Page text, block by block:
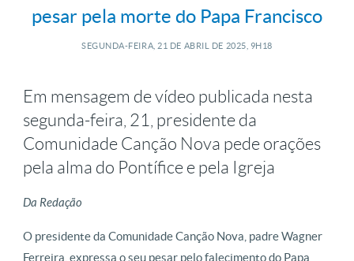
pesar pela morte do Papa Francisco
SEGUNDA-FEIRA, 21 DE ABRIL DE 2025, 9H18
Em mensagem de vídeo publicada nesta
segunda-feira, 21, presidente da
Comunidade Canção Nova pede orações
pela alma do Pontífice e pela Igreja
Da Redação
O presidente da Comunidade Canção Nova, padre Wagner
Ferreira, expressa o seu pesar pelo falecimento do Papa